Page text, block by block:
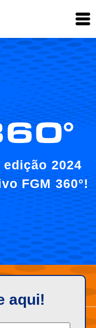
2024
FGM 360°!
aqui!